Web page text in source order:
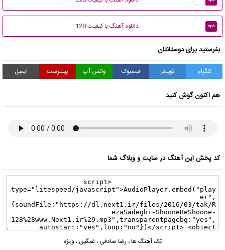
mp3 دانلود آهنگ با کیفیت 128
بفرستید برای دوستانتان
تلگرام توییتر فیسبوک واتس آپ پینترست ایمیل
هم اکنون گوش کنید
کد پخش این آهنگ در سایت و وبلاگ شما
تک آهنگ ها، رضا صادقی ،غمگین ، ویژه